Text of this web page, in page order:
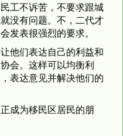
工不诉苦，不要求跟城
没有问题。不，二代才
发表很强烈的要求。
他们表达自己的利益和
会。这样可以均衡利
表达意见并解决他们的
成为移民区居民的朋